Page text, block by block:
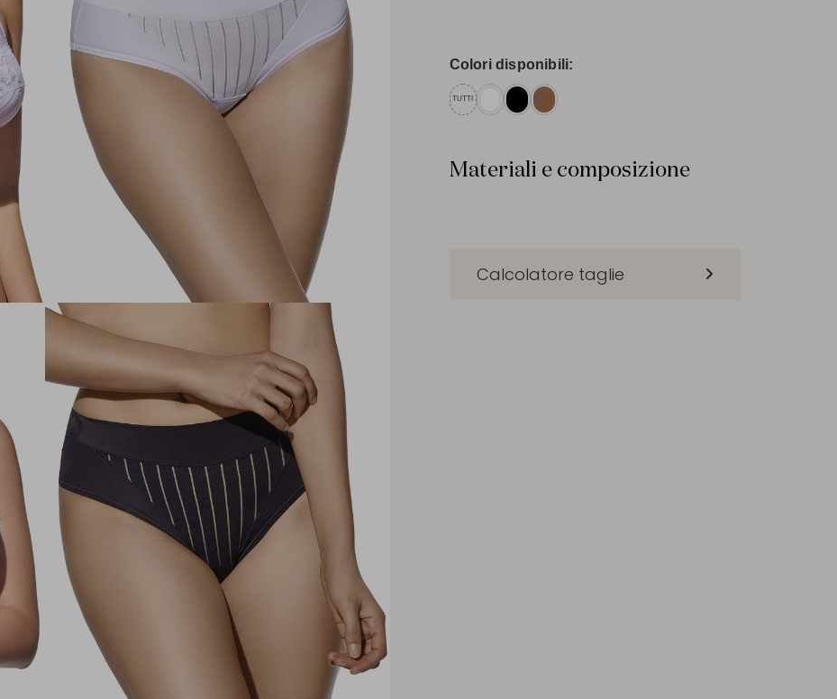
Colori disponibili:
TUTTI
Materiali e composizione
Calcolatore taglie